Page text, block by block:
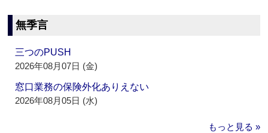
無季言
三つのPUSH
2026年08月07日 (金)
窓口業務の保険外化ありえない
2026年08月05日 (水)
もっと見る »